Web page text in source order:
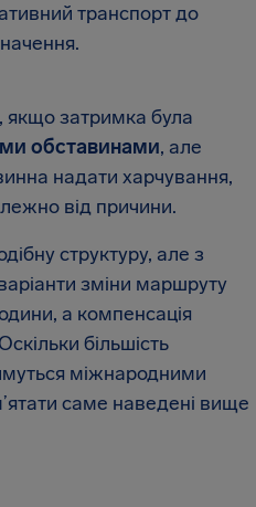
транспорт до
якщо затримка була
обставинами, але
надати харчування,
від причини.
структуру, але з
зміни маршруту
а компенсація
більшість
міжнародними
саме наведені вище